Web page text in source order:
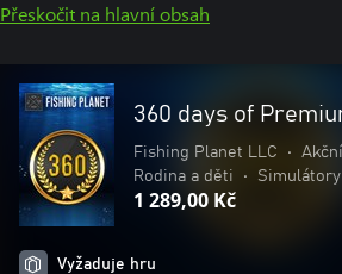
Přeskočit na hlavní obsah
360 days of
Fishing Planet LLC •
Rodina a děti
• Simulátory
1 289,00 Kč
Vyžaduje hru